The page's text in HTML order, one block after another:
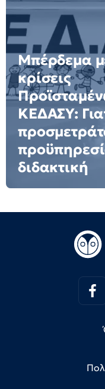
Μπέρδεμα
κρίσεις
ΚΕΔΑΣΥ:
διδακτική